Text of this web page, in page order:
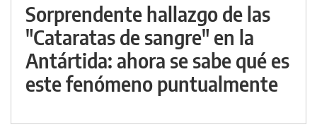
Sorprendente hallazgo de las
"Cataratas de sangre" en la
Antártida: ahora se sabe qué es
este fenómeno puntualmente